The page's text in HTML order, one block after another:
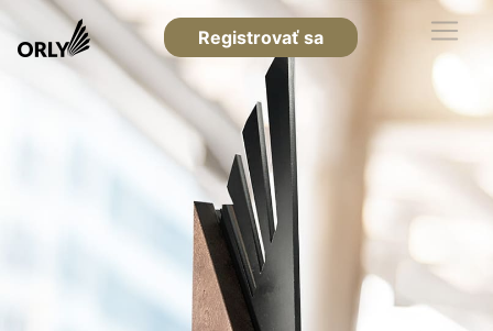
Registrovať sa